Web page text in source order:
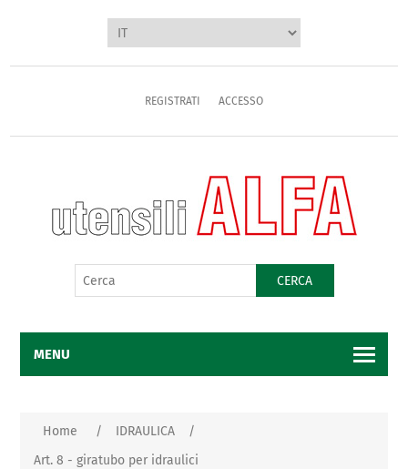
REGISTRATI ACCESSO
CERCA
MENU
Home / IDRAULICA
/
Art. 8 - giratubo per idraulici